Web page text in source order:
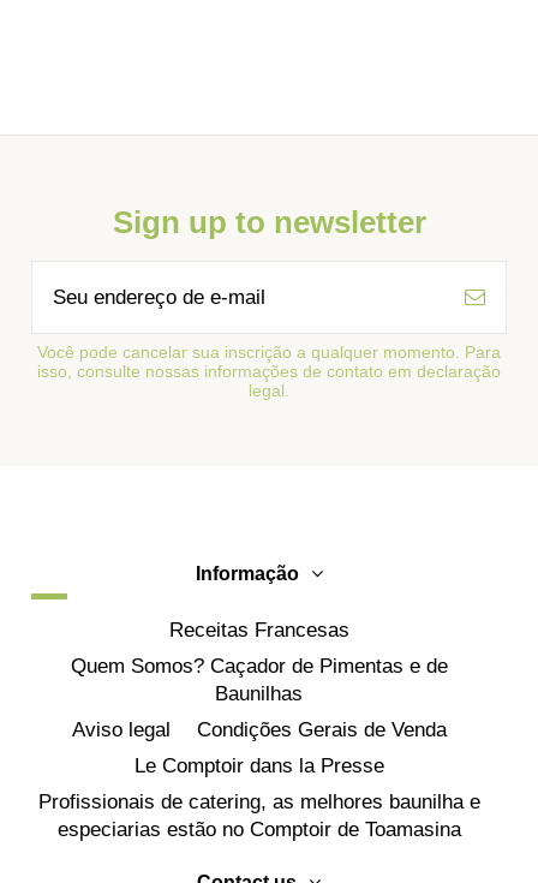
Sign up to newsletter
Você pode cancelar sua inscrição a qualquer momento. Para
isso, consulte nossas informações de contato em declaração
legal.
Informação
Receitas Francesas
Quem Somos? Caçador de Pimentas e de
Baunilhas
Aviso legal
Condições Gerais de Venda
Le Comptoir dans la Presse
Profissionais de catering, as melhores baunilha e
especiarias estão no Comptoir de Toamasina